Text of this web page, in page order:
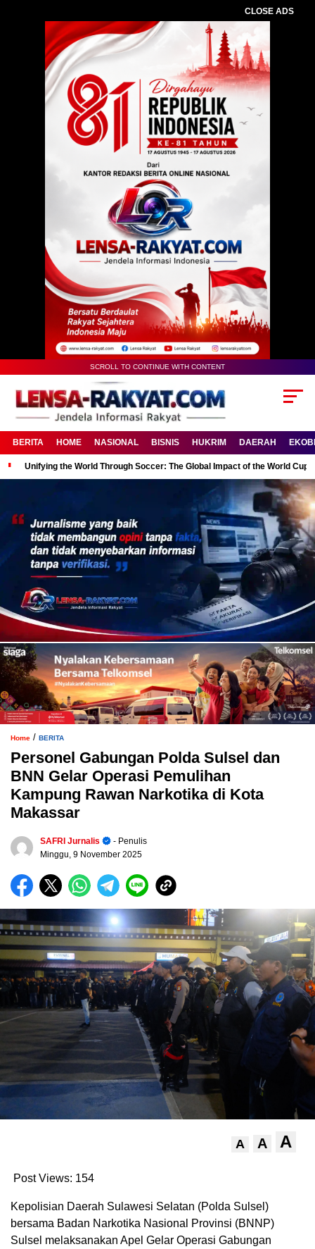
CLOSE ADS
SCROLL TO CONTINUE WITH CONTENT
BERITA HOME NASIONAL BISNIS HUKRIM DAERAH
Unifying the World Through Soccer: The Global Impact of the World Cup
Home / BERITA
Personel Gabungan Polda Sulsel dan
BNN Gelar Operasi Pemulihan
Kampung Rawan Narkotika di Kota
Makassar
SAFRI Jurnalis
- Penulis
Minggu, 9 November 2025
A A A
Post Views: 154
Kepolisian Daerah Sulawesi Selatan (Polda Sulsel)
bersama Badan Narkotika Nasional Provinsi (BNNP)
Sulsel melaksanakan Apel Gelar Operasi Gabungan